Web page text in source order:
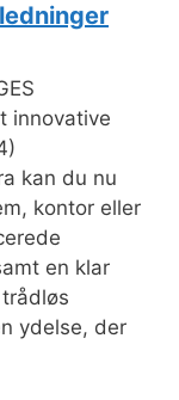
innovative
kan du nu
kontor eller
en klar
ydelse, der